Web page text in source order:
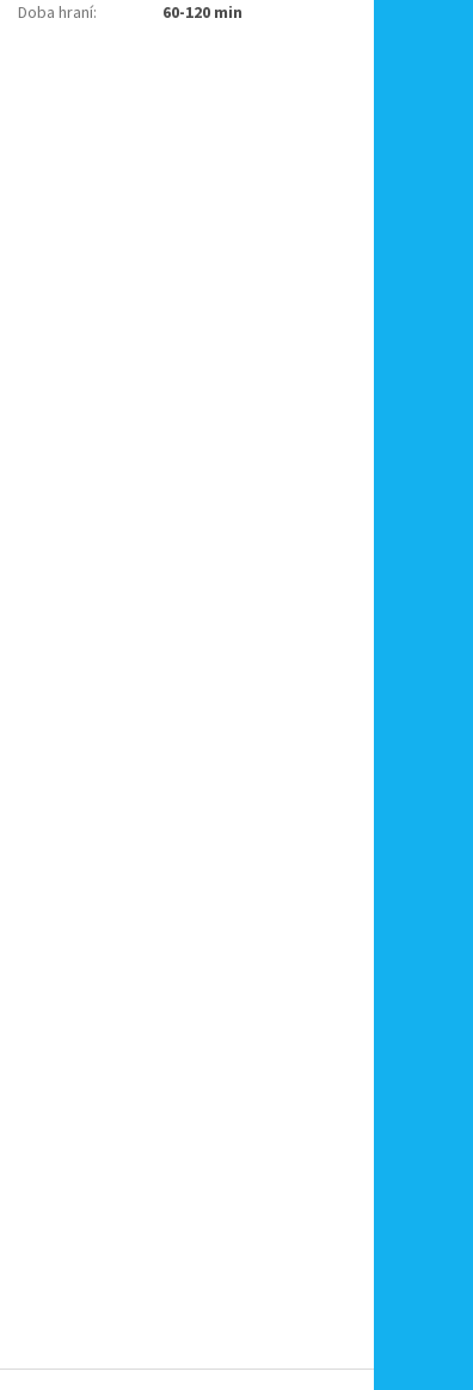
Doba hraní: 60-120 min